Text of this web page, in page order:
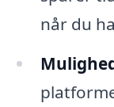
når du